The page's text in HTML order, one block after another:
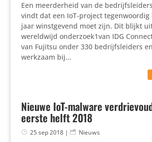
Een meerderheid van de
vindt dat een IoT-project
jaar winstgevend moet zijn. Dit blijkt
wereldwijd onderzoek1van IDG
van Fujitsu onder 330 bedrijfsleiders
werkzaam bij...
Nieuwe IoT-malware
eerste helft 2018
25 sep 2018| Nieuws